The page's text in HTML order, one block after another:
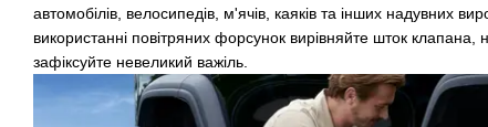
автомобілів, велосипедів, м'ячів, каяків та інших надувних
використанні повітряних форсунок вирівняйте шток клапана,
зафіксуйте невеликий важіль.